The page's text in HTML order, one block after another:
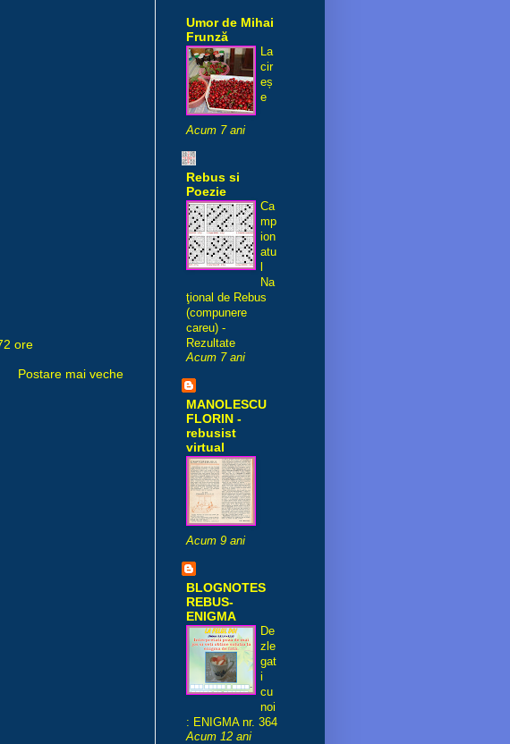
ore
Postare mai veche
Umor de Mihai
Frunză
La
cir
eș
e
Acum 7 ani
Rebus si
Poezie
Ca
mp
ion
atu
l
Na
ţional de Rebus
(compunere
careu) -
Rezultate
Acum 7 ani
MANOLESCU
FLORIN -
rebusist
virtual
Acum 9 ani
BLOGNOTES
REBUS-
ENIGMA
De
zle
gat
i
cu
noi
: ENIGMA nr. 364
Acum 12 ani